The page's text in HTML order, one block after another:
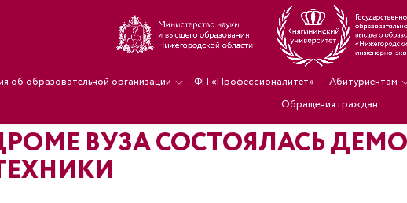
об образовательной организации ФП «Профессионалитет» Абитуриентам
Обращения граждан
ВУЗА СОСТОЯЛАСЬ